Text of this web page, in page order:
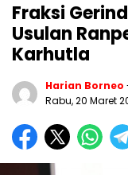
Fraksi
Usulan
Karhutla
Harian Borneo
Rabu, 20 Maret